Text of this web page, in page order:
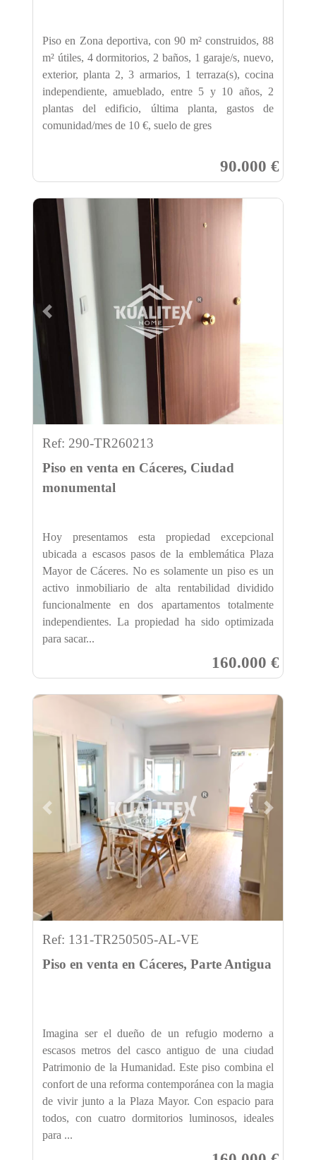
Piso en Zona deportiva, con 90 m² construidos, 88
m² útiles, 4 dormitorios, 2 baños, 1 garaje/s, nuevo,
exterior, planta 2, 3 armarios, 1 terraza(s), cocina
independiente, amueblado, entre 5 y 10 años, 2
plantas del edificio, última planta, gastos de
comunidad/mes de 10 €, suelo de gres
90.000 €
Previous
Ref: 290-TR260213
Piso en venta en Cáceres, Ciudad
monumental
Hoy presentamos esta propiedad excepcional
ubicada a escasos pasos de la emblemática Plaza
Mayor de Cáceres. No es solamente un piso es un
activo inmobiliario de alta rentabilidad dividido
funcionalmente en dos apartamentos totalmente
independientes. La propiedad ha sido optimizada
para sacar...
160.000 €
Previous Next
Ref: 131-TR250505-AL-VE
Piso en venta en Cáceres, Parte Antigua
Imagina ser el dueño de un refugio moderno a
escasos metros del casco antiguo de una ciudad
Patrimonio de la Humanidad. Este piso combina el
confort de una reforma contemporánea con la magia
de vivir junto a la Plaza Mayor. Con espacio para
todos, con cuatro dormitorios luminosos, ideales
para ...